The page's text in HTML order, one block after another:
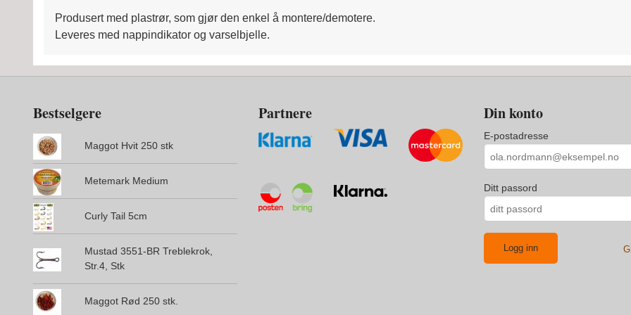
Produsert med plastrør, som gjør den enkel å montere/demotere.
Leveres med nappindikator og varselbjelle.
Bestselgere
Maggot Hvit 250 stk
Metemark Medium
Curly Tail 5cm
Mustad 3551-BR Treblekrok,
Str.4, Stk
Maggot Rød 250 stk.
Partnere Din konto
E-postadresse
Ditt passord